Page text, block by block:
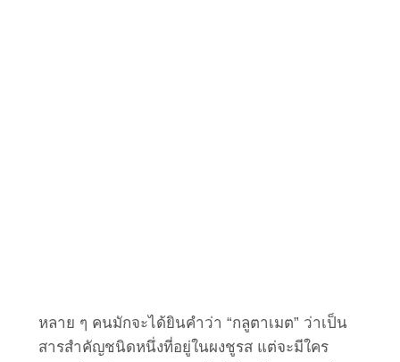
หลาย ๆ คนมักจะได้ยินคำว่า “กลูตาเมต” ว่าเป็น
สารสำคัญชนิดหนึ่งที่อยู่ในผงชูรส แต่จะมีใคร